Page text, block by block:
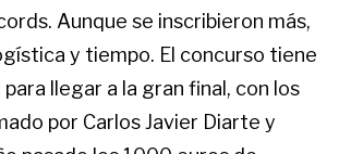
Aunque se inscribieron más,
y tiempo. El concurso tiene
llegar a la gran final, con los
por Carlos Javier Diarte y